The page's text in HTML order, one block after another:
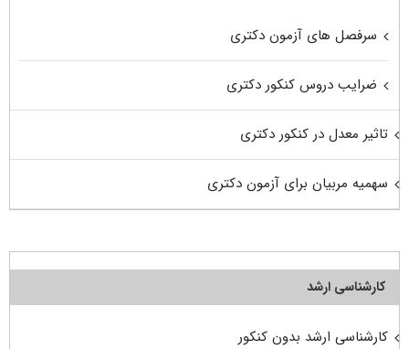
سرفصل های آزمون دکتری
ضرایب دروس کنکور دکتری
تاثیر معدل در کنکور دکتری
سهمیه مربیان برای آزمون دکتری
کارشناسی ارشد
کارشناسی ارشد بدون کنکور